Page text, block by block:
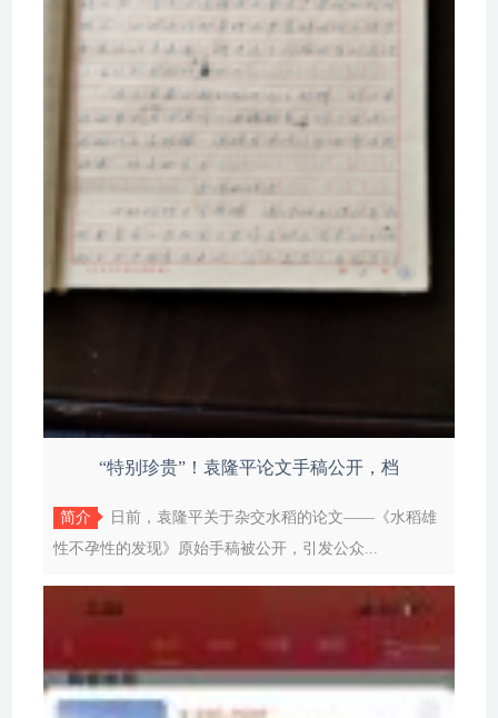
“特别珍贵”！袁隆平论文手稿公开，档
简介
日前，袁隆平关于杂交水稻的论文——《水稻雄
性不孕性的发现》原始手稿被公开，引发公众...